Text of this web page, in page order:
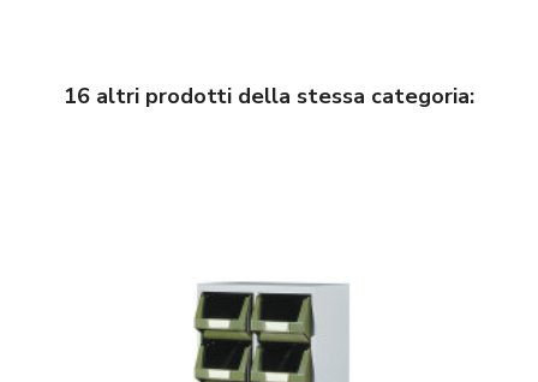
16 altri prodotti della stessa categoria: